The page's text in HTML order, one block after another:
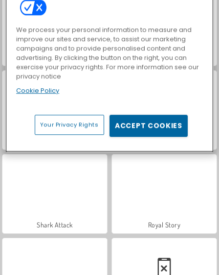
Casino World My Shark Show
Shark Attack Royal Story
We process your personal information to measure and
improve our sites and service, to assist our marketing
campaigns and to provide personalised content and
advertising. By clicking the button on the right, you can
exercise your privacy rights. For more information see our
privacy notice
Cookie Policy
Your Privacy Rights ACCEPT COOKIES